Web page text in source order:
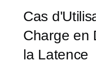
Cas
Charge en
la Latence